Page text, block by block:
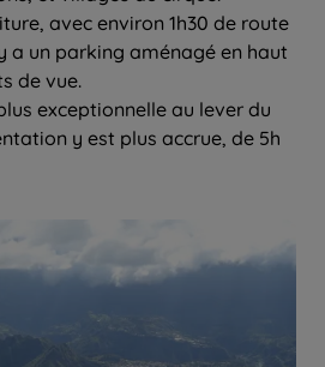
avec environ 1h30 de route
a un parking aménagé en haut
de vue.
exceptionnelle au lever du
y est plus accrue, de 5h